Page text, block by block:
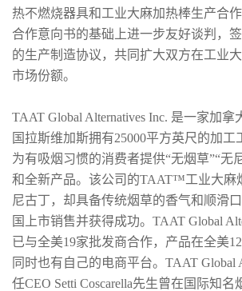
热不燃烧器具和工业大麻加热棒生产合
合作意向书的基础上进一步友好谈判，
的生产制造协议，共同扩大双方在工业
市场份额。
TAAT Global Alternatives Inc. 是一家加
国拉斯维加斯拥有25000平方英尺的加工
为有吸烟习惯的消费者提供“无烟草”“无
和全新产品。该公司的TAAT™工业大麻
尼古丁，却具备传统烟草的香气和顺滑
国上市销售并获得成功。TAAT Global
已与全美19家批发商合作，产品在全美
同时也有自己的电商平台。TAAT Global
任CEO Setti Coscarella先生曾在国际知